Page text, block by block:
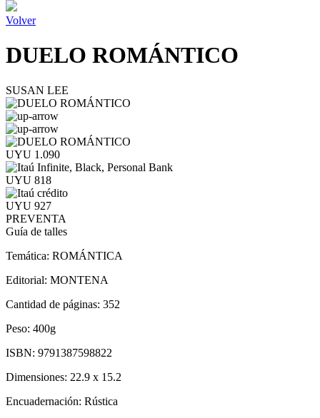
Volver
DUELO ROMÁNTICO
SUSAN LEE
UYU 1.090
UYU 818
UYU 927
PREVENTA
Guía de talles
Temática: ROMÁNTICA
Editorial: MONTENA
Cantidad de páginas: 352
Peso: 400g
ISBN: 9791387598822
Dimensiones: 22.9 x 15.2
Encuadernación: Rústica